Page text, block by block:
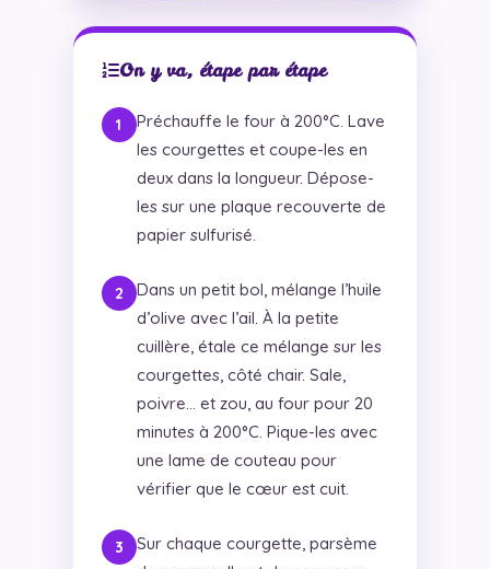
On y va, étape par étape
Préchauffe le four à 200°C. Lave
les courgettes et coupe-les en
deux dans la longueur. Dépose-
les sur une plaque recouverte de
papier sulfurisé.
Dans un petit bol, mélange l’huile
d’olive avec l’ail. À la petite
cuillère, étale ce mélange sur les
courgettes, côté chair. Sale,
poivre… et zou, au four pour 20
minutes à 200°C. Pique-les avec
une lame de couteau pour
vérifier que le cœur est cuit.
Sur chaque courgette, parsème